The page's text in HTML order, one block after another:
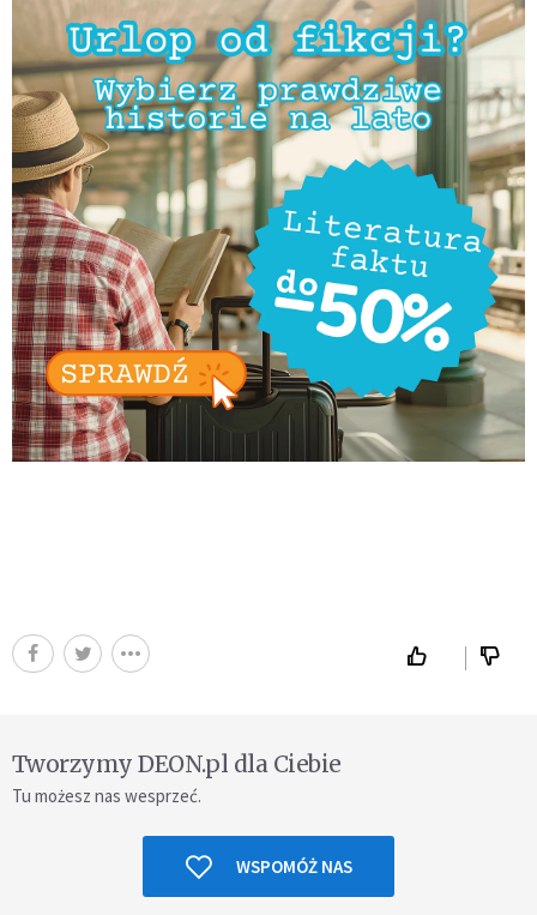
Tworzymy DEON.pl dla Ciebie
Tu możesz nas wesprzeć.
WSPOMÓŻ NAS